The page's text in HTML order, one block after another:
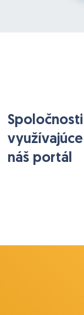
Spoločnosti
využívajúce
náš portál